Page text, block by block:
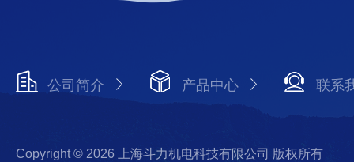
公司简介 产品中心 联系
Copyright © 2026 上海斗力机电科技有限公司 版权所有